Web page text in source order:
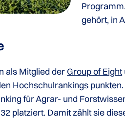
gehört, in
als Mitglied der Group of Eight
Hochschulrankings
für Agrar- und
platziert. Damit zählt sie